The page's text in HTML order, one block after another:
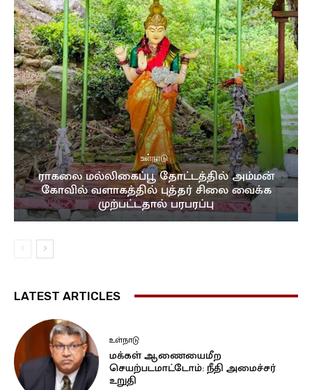
உள்நாடு
ராகலை மல்லிகைப்பூ தோட்டத்தில் அம்மன்
கோவில் வளாகத்தில் புத்தர் சிலை வைக்க
முற்பட்டதால் பரபரப்பு
LATEST ARTICLES
உள்நாடு
மக்கள் ஆணையைமீற
செயற்படமாட்டோம்: நீதி அமைச்சர்
உறுதி